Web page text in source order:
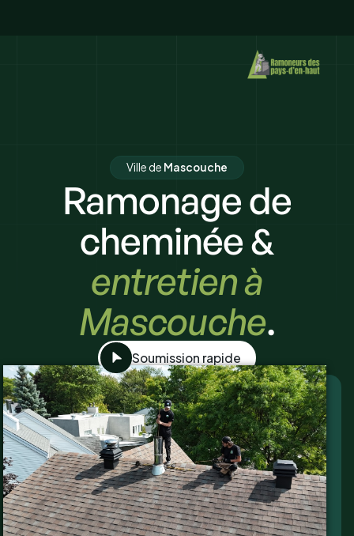
Ville de Mascouche
Ramonage de
cheminée &
entretien à
Mascouche.
Soumission rapide